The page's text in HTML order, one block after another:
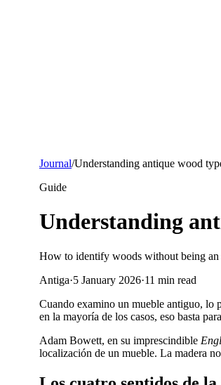
Journal/Understanding antique wood
Guide
Understanding
How to identify woods without being an
Antiga·5 January 2026·11 min read
Cuando examino un mueble antiguo, lo
en la mayoría de los casos, eso basta
Adam Bowett, en su imprescindible
localización de un mueble. La madera